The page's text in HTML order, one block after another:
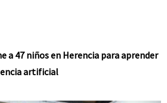
a 47 niños en Herencia para aprender
artificial